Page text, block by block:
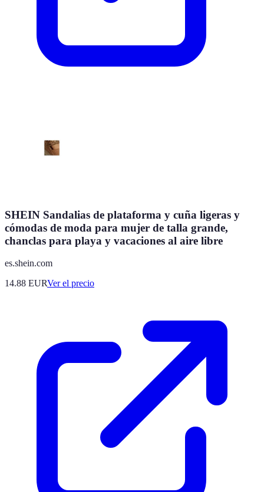
SHEIN Sandalias de plataforma y cuña ligeras y
cómodas de moda para mujer de talla grande,
chanclas para playa y vacaciones al aire libre
es.shein.com
14.88 EURVer el precio